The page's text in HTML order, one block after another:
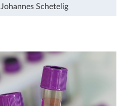
Johannes Schetelig